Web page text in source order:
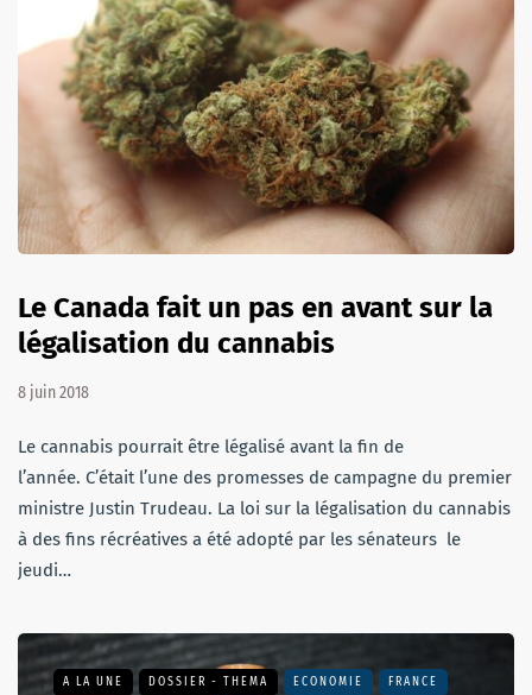
Le Canada fait un pas en avant sur la
légalisation du cannabis
8 juin 2018
Le cannabis pourrait être légalisé avant la fin de
l’année. C’était l’une des promesses de campagne du premier
ministre Justin Trudeau. La loi sur la légalisation du cannabis
à des fins récréatives a été adopté par les sénateurs le
jeudi…
A LA UNE DOSSIER - THEMA ECONOMIE FRANCE